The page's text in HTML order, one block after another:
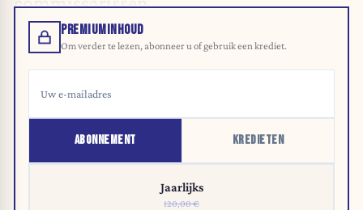
PREMIUMINHOUD
Om verder te lezen, abonneer u of gebruik een krediet.
ABONNEMENT KREDIETEN
Jaarlijks
120,00 €